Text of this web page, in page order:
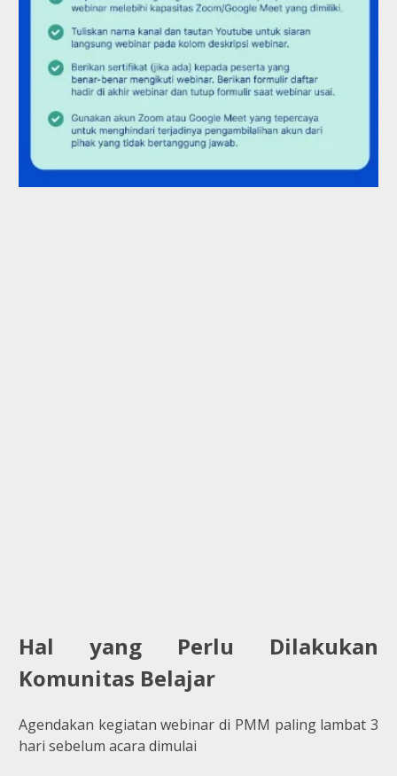
Hal yang Perlu Dilakukan
Komunitas Belajar
Agendakan kegiatan webinar di PMM paling lambat 3
hari sebelum acara dimulai